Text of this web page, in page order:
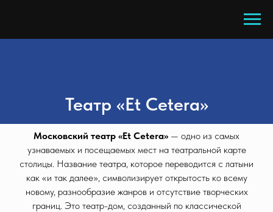
Театр «Et Cetera»
Московский театр «Et Cetera» — одно из самых
узнаваемых и посещаемых мест на театральной карте
столицы. Название театра, которое переводится с латыни
как «и так далее», символизирует открытость ко всему
новому, разнообразие жанров и отсутствие творческих
границ. Это театр-дом, созданный по классической